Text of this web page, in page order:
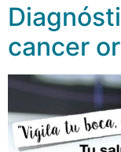
cancer